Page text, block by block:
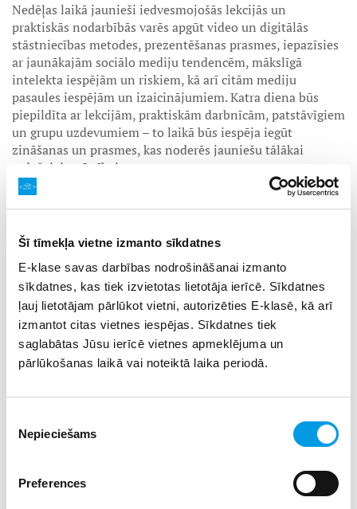
Šī tīmekļa vietne izmanto sīkdatnes
E-klase savas darbības nodrošināšanai izmanto
sīkdatnes, kas tiek izvietotas lietotāja ierīcē. Sīkdatnes
ļauj lietotājam pārlūkot vietni, autorizēties E-klasē, kā arī
izmantot citas vietnes iespējas. Sīkdatnes tiek
saglabātas Jūsu ierīcē vietnes apmeklējuma un
pārlūkošanas laikā vai noteiktā laika periodā.
izvēle
Nepieciešams
Preferences
Nedēļas laikā jaunieši iedvesmojošās lekcijās un
praktiskās nodarbībās varēs apgūt video un digitālās
stāstniecības metodes, prezentēšanas prasmes, iepazīsies
ar jaunākajām sociālo mediju tendencēm, mākslīgā
intelekta iespējām un riskiem, kā arī citām mediju
pasaules iespējām un izaicinājumiem. Katra diena būs
piepildīta ar lekcijām, praktiskām darbnīcām, patstāvīgiem
un grupu uzdevumiem – to laikā būs iespēja iegūt
zināšanas un prasmes, kas noderēs jauniešu tālākai
radošajai attīstībai.
“Tā ir unikāla iespēja īsā laikā iepazīt dažādas mediju
jomas, gūt pieredzi no labākajiem jomas ekspertiem,